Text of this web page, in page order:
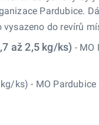
Pardubice.
vysazeno do revírů
až 2,5 kg/ks) - MO
ks) - MO Pardubice